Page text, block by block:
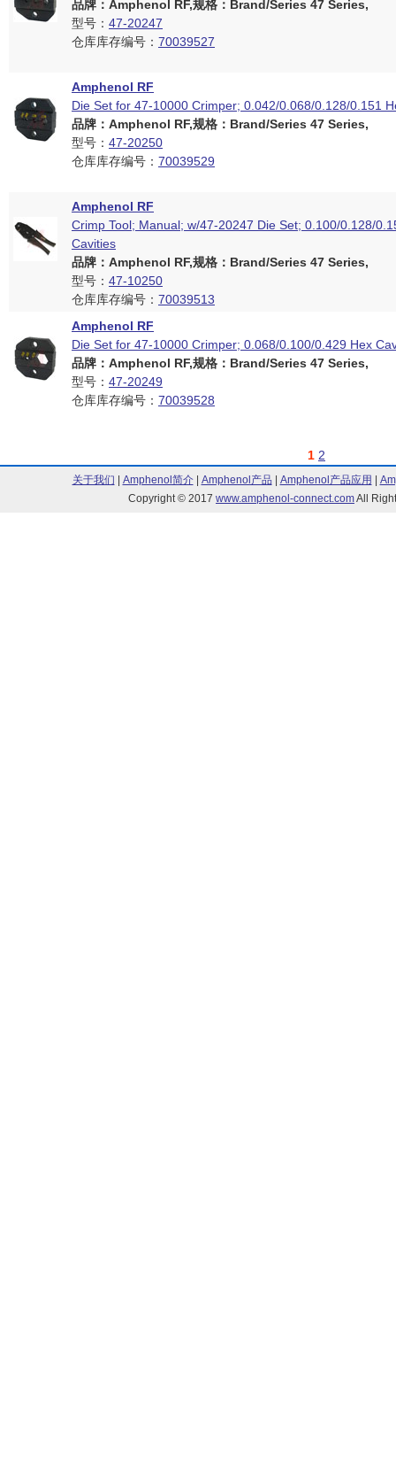
品牌：Amphenol RF,规格：Brand/Series 47 Series,
型号： 47-20247
仓库库存编号： 70039527
Amphenol RF
Die Set for 47-10000 Crimper; 0.042/0.068/0.128/0.151
品牌：Amphenol RF,规格：Brand/Series 47 Series,
型号： 47-20250
仓库库存编号： 70039529
Amphenol RF
Crimp Tool; Manual; w/47-20247 Die Set; 0.100/0.128/
Cavities
品牌：Amphenol RF,规格：Brand/Series 47 Series,
型号： 47-10250
仓库库存编号： 70039513
Amphenol RF
Die Set for 47-10000 Crimper; 0.068/0.100/0.429 Hex
品牌：Amphenol RF,规格：Brand/Series 47 Series,
型号： 47-20249
仓库库存编号： 70039528
1 2
关于我们 Amphenol简介| Amphenol产品 Amphenol产品应用
Copyright © 2017 www.amphenol-connect.comAll